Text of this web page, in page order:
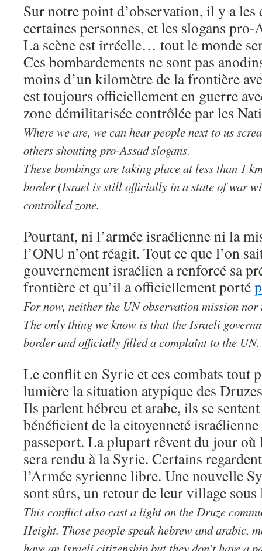
Sur notre point d’observation, il y a les
certaines personnes, et les slogans pro-
La scène est irréelle… tout le monde
Ces bombardements ne sont pas
moins d’un kilomètre de la frontière
est toujours officiellement en guerre
zone démilitarisée contrôlée par les
Where we are, we can hear people next to us
others shouting pro-Assad slogans.
These bombings are taking place at less than 1
border (Israel is still officially in a state of war
controlled zone.
Pourtant, ni l’armée israélienne ni la
l’ONU n’ont réagit. Tout ce que l’on
gouvernement israélien a renforcé sa
frontière et qu’il a officiellement porté
For now, neither the UN observation mission
The only thing we know is that the Israeli
border and officially filled a complaint to the UN.
Le conflit en Syrie et ces combats tout
lumière la situation atypique des
Ils parlent hébreu et arabe, ils se
bénéficient de la citoyenneté israélienne
passeport. La plupart rêvent du jour où
sera rendu à la Syrie. Certains
l’Armée syrienne libre. Une nouvelle
sont sûrs, un retour de leur village sous
This conflict also cast a light on the Druze
Height. Those people speak hebrew and arabic,